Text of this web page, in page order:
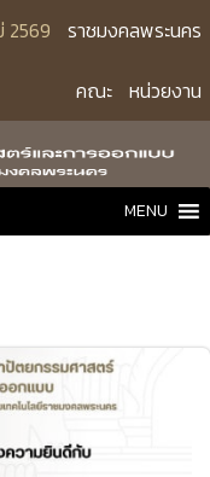
2569 ราชมงคลพระนคร
คณะ หน่วยงาน
MENU